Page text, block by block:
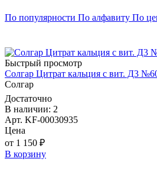
По популярности По алфавиту По
Быстрый просмотр
Солгар Цитрат кальция с вит. Д3
Солгар
Достаточно
В наличии: 2
Арт. KF-00030935
Цена
от 1 150 ₽
В корзину